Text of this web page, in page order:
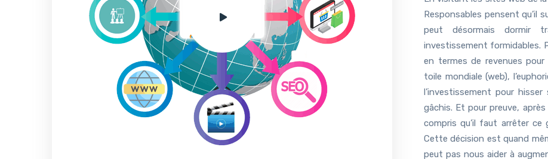
Responsables pensent qu’il
peut désormais dormir
investissement formidables.
en termes de revenues pour
toile mondiale (web),
l’investissement pour
gâchis. Et pour preuve,
compris qu’il faut arrêter ce
Cette décision est quand
peut pas nous aider à